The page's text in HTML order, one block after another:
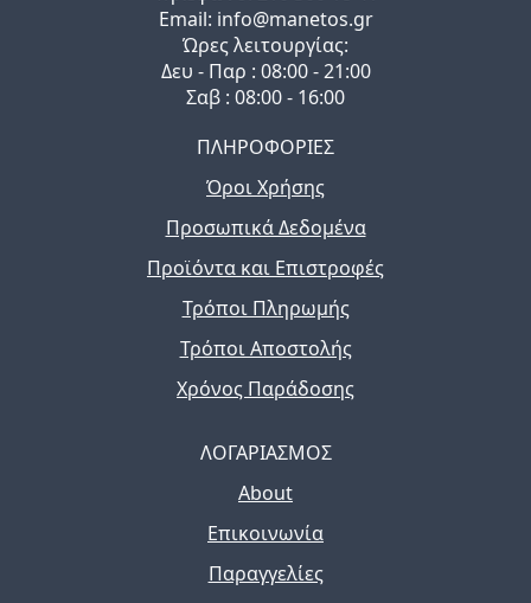
Email: info@manetos.gr
Ώρες λειτουργίας:
Δευ - Παρ : 08:00 - 21:00
Σαβ : 08:00 - 16:00
ΠΛΗΡΟΦΟΡΙΕΣ
Όροι Χρήσης
Προσωπικά Δεδομένα
Προϊόντα και Επιστροφές
Τρόποι Πληρωμής
Τρόποι Αποστολής
Χρόνος Παράδοσης
ΛΟΓΑΡΙΑΣΜΟΣ
About
Επικοινωνία
Παραγγελίες